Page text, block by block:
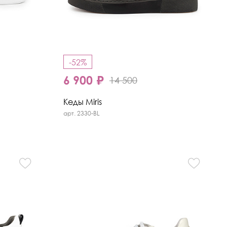
-52%
6 900 ₽ 14 500
Кеды Miris
арт. 2330-BL